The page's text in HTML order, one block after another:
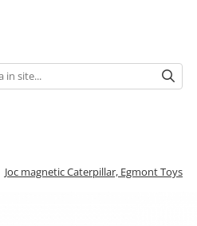
Joc magnetic Caterpillar, Egmont Toys